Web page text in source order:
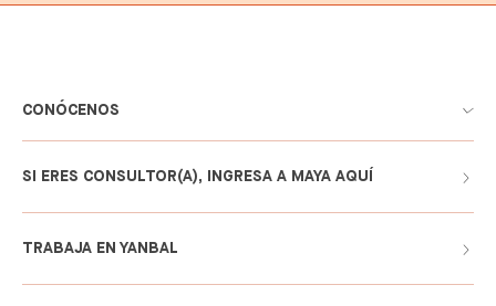
CONÓCENOS
SI ERES CONSULTOR(A), INGRESA A MAYA AQUÍ
TRABAJA EN YANBAL